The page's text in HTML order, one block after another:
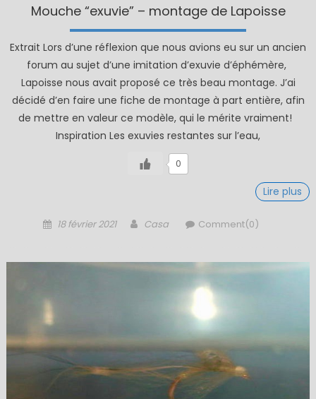
Mouche “exuvie” – montage de Lapoisse
Extrait Lors d’une réflexion que nous avions eu sur un ancien
forum au sujet d’une imitation d’exuvie d’éphémère,
Lapoisse nous avait proposé ce très beau montage. J’ai
décidé d’en faire une fiche de montage à part entière, afin
de mettre en valeur ce modèle, qui le mérite vraiment!
Inspiration Les exuvies restantes sur l’eau,
0
Lire plus
Posted
18 février 2021 Author
Casa Comment(0)